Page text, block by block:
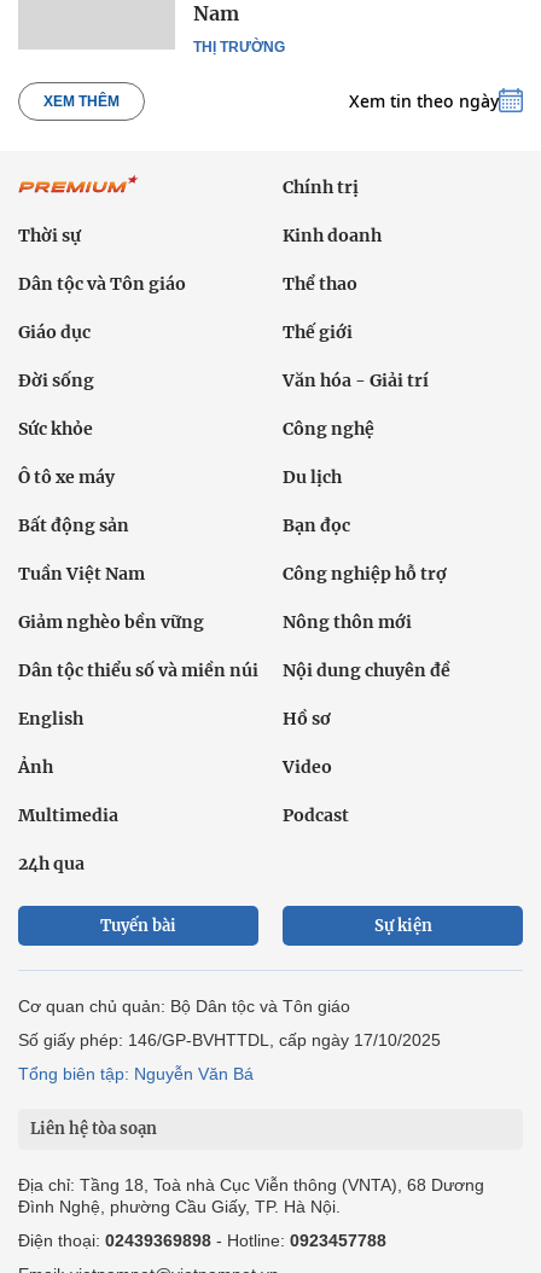
THỊ TRƯỜNG
Nam
XEM THÊM Xem tin theo ngày
Chính trị
Thời sự Kinh doanh
Dân tộc và Tôn giáo Thể thao
Giáo dục Thế giới
Đời sống Văn hóa - Giải trí
Sức khỏe Công nghệ
Ô tô xe máy Du lịch
Bất động sản Bạn đọc
Tuần Việt Nam Công nghiệp hỗ trợ
Giảm nghèo bền vững Nông thôn mới
Dân tộc thiểu số và miền núi Nội dung chuyên đề
English Hồ sơ
Ảnh Video
Multimedia Podcast
24h qua
Tuyến bài Sự kiện
Cơ quan chủ quản: Bộ Dân tộc và Tôn giáo
Số giấy phép: 146/GP-BVHTTDL, cấp ngày 17/10/2025
Tổng biên tập: Nguyễn Văn Bá
Liên hệ tòa soạn
Địa chỉ: Tầng 18, Toà nhà Cục Viễn thông (VNTA), 68 Dương
Đình Nghệ, phường Cầu Giấy, TP. Hà Nội.
Điện thoại: 02439369898 - Hotline: 0923457788